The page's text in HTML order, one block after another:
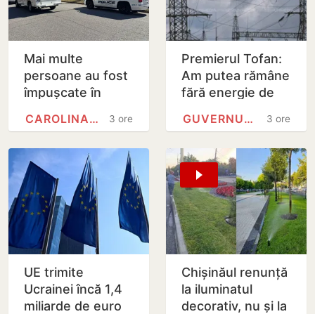
Mai multe
persoane au fost
împușcate în
armat în Carolina
3 ore
CAROLINA DE NORD
Premierul Tofan:
Am putea rămâne
fără energie de
3 ore
GUVERNUL REPUBLICII MOLDOVA
UE trimite
Ucrainei încă 1,4
miliarde de euro
Chișinăul renunță
la iluminatul
decorativ, nu și la